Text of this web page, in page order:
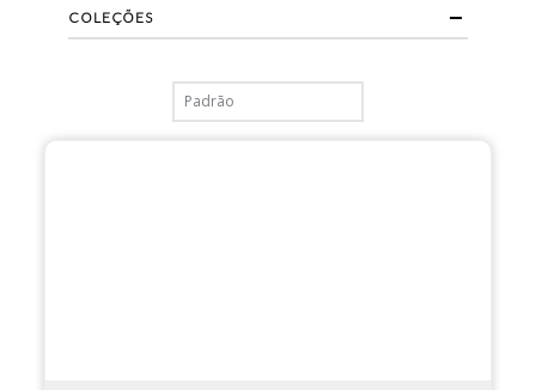
COLEÇÕES